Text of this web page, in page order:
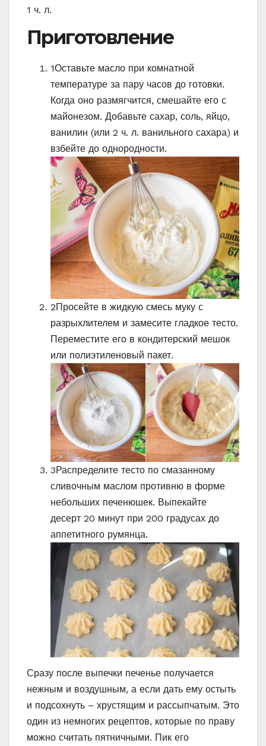
1 ч. л.
Приготовление
1Оставьте масло при комнатной
температуре за пару часов до готовки.
Когда оно размягчится, смешайте его с
майонезом. Добавьте сахар, соль, яйцо,
ванилин (или 2 ч. л. ванильного сахара) и
взбейте до однородности.
2Просейте в жидкую смесь муку с
разрыхлителем и замесите гладкое тесто.
Переместите его в кондитерский мешок
или полиэтиленовый пакет.
3Распределите тесто по смазанному
сливочным маслом противню в форме
небольших печенюшек. Выпекайте
десерт 20 минут при 200 градусах до
аппетитного румянца.
Сразу после выпечки печенье получается
нежным и воздушным, а если дать ему остыть
и подсохнуть – хрустящим и рассыпчатым. Это
один из немногих рецептов, которые по праву
можно считать пятничными. Пик его